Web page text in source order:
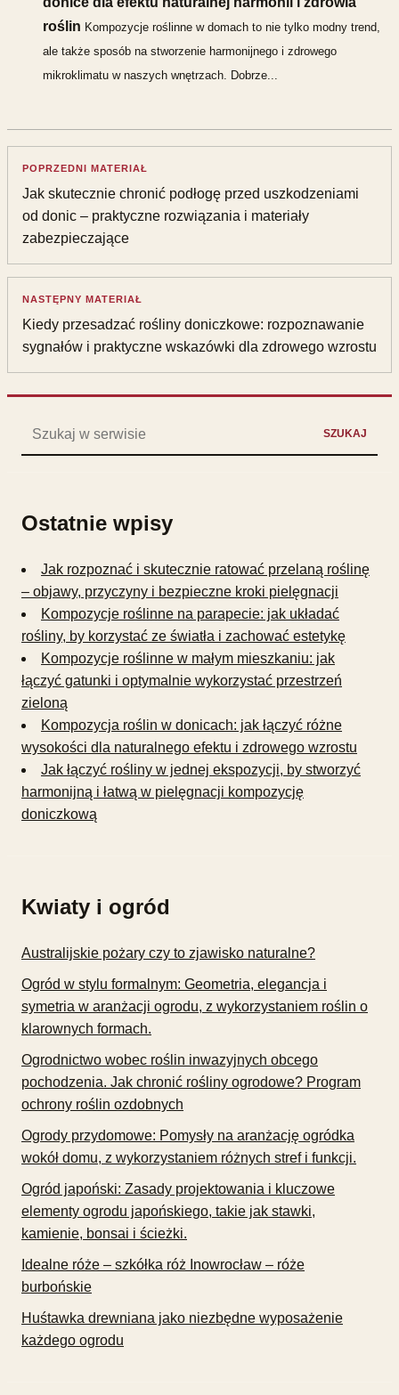
roślin Kompozycje roślinne w domach to nie tylko modny trend,
ale także sposób na stworzenie harmonijnego i zdrowego
mikroklimatu w naszych wnętrzach. Dobrze...
POPRZEDNI MATERIAŁ
Jak skutecznie chronić podłogę przed uszkodzeniami
od donic – praktyczne rozwiązania i materiały
zabezpieczające
NASTĘPNY MATERIAŁ
Kiedy przesadzać rośliny doniczkowe: rozpoznawanie
sygnałów i praktyczne wskazówki dla zdrowego wzrostu
SZUKAJ
Ostatnie wpisy
Jak rozpoznać i skutecznie ratować przelaną roślinę
– objawy, przyczyny i bezpieczne kroki pielęgnacji
Kompozycje roślinne na parapecie: jak układać
rośliny, by korzystać ze światła i zachować estetykę
Kompozycje roślinne w małym mieszkaniu: jak
łączyć gatunki i optymalnie wykorzystać przestrzeń
zieloną
Kompozycja roślin w donicach: jak łączyć różne
wysokości dla naturalnego efektu i zdrowego wzrostu
Jak łączyć rośliny w jednej ekspozycji, by stworzyć
harmonijną i łatwą w pielęgnacji kompozycję
doniczkową
Kwiaty i ogród
Australijskie pożary czy to zjawisko naturalne?
Ogród w stylu formalnym: Geometria, elegancja i
symetria w aranżacji ogrodu, z wykorzystaniem roślin o
klarownych formach.
Ogrodnictwo wobec roślin inwazyjnych obcego
pochodzenia. Jak chronić rośliny ogrodowe? Program
ochrony roślin ozdobnych
Ogrody przydomowe: Pomysły na aranżację ogródka
wokół domu, z wykorzystaniem różnych stref i funkcji.
Ogród japoński: Zasady projektowania i kluczowe
elementy ogrodu japońskiego, takie jak stawki,
kamienie, bonsai i ścieżki.
Idealne róże – szkółka róż Inowrocław – róże
burbońskie
Huśtawka drewniana jako niezbędne wyposażenie
każdego ogrodu